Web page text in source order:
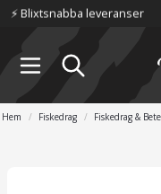
⚡️ Blixtsnabba leveranser
Hem Fiskedrag Fiskedrag &